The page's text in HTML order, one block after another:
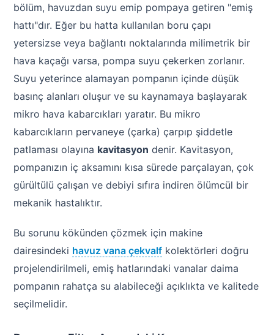
bölüm, havuzdan suyu emip pompaya getiren "emiş
hattı"dır. Eğer bu hatta kullanılan boru çapı
yetersizse veya bağlantı noktalarında milimetrik bir
hava kaçağı varsa, pompa suyu çekerken zorlanır.
Suyu yeterince alamayan pompanın içinde düşük
basınç alanları oluşur ve su kaynamaya başlayarak
mikro hava kabarcıkları yaratır. Bu mikro
kabarcıkların pervaneye (çarka) çarpıp şiddetle
patlaması olayına kavitasyon denir. Kavitasyon,
pompanızın iç aksamını kısa sürede parçalayan, çok
gürültülü çalışan ve debiyi sıfıra indiren ölümcül bir
mekanik hastalıktır.
Bu sorunu kökünden çözmek için makine
dairesindeki havuz vana çekvalf kolektörleri doğru
projelendirilmeli, emiş hatlarındaki vanalar daima
pompanın rahatça su alabileceği açıklıkta ve kalitede
seçilmelidir.